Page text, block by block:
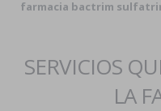
farmacia bactrim
SERVICIOS
LA